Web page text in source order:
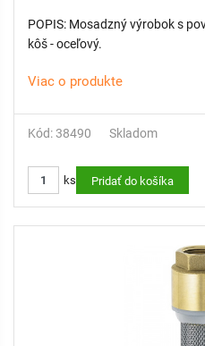
POPIS: Mosadzný výrobok s
kôš - oceľový.
Viac o produkte
Kód: 38490 Skladom
ks Pridať do košíka